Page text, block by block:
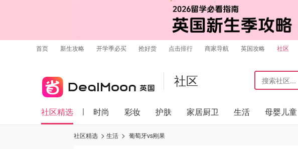
首页 新生攻略 开学季必买 抢好货 点击排行 商家导航 英国攻略 社区
社区
社区精选 时尚 彩妆 护肤 家居厨卫 生活 母婴儿童
社区精选 生活 葡萄牙vs刚果